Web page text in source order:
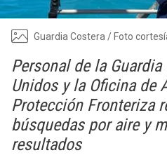
Guardia Costera / Foto
Personal de la
Unidos y la Oficina de
Protección Fronteriza
búsquedas por aire y
resultados